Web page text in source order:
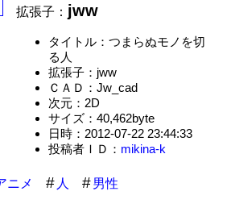
拡張子： jww
タイトル：つまらぬモノを切
る人
拡張子：jww
ＣＡＤ：Jw_cad
次元：2D
サイズ：40,462byte
日時：2012-07-22 23:44:33
投稿者ＩＤ： mikina-k
ニメ 人 男性